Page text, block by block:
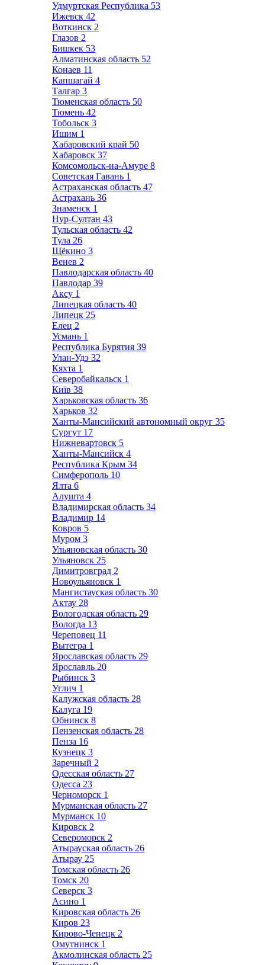
Удмуртская Республика 53
Ижевск 42
Воткинск 2
Глазов 2
Бишкек 53
Алматинская область 52
Конаев 11
Капшагай 4
Талгар 3
Тюменская область 50
Тюмень 42
Тобольск 3
Ишим 1
Хабаровский край 50
Хабаровск 37
Комсомольск-на-Амуре 8
Советская Гавань 1
Астраханская область 47
Астрахань 36
Знаменск 1
Нур-Султан 43
Тульская область 42
Тула 26
Щёкино 3
Венев 2
Павлодарская область 40
Павлодар 39
Аксу 1
Липецкая область 40
Липецк 25
Елец 2
Усмань 1
Республика Бурятия 39
Улан-Удэ 32
Кяхта 1
Северобайкальск 1
Київ 38
Харьковская область 36
Харьков 32
Ханты-Мансийский автономный округ 35
Сургут 17
Нижневартовск 5
Ханты-Мансийск 4
Республика Крым 34
Симферополь 10
Ялта 6
Алушта 4
Владимирская область 34
Владимир 14
Ковров 5
Муром 3
Ульяновская область 30
Ульяновск 25
Димитровград 2
Новоульяновск 1
Мангистауская область 30
Актау 28
Вологодская область 29
Вологда 13
Череповец 11
Вытегра 1
Ярославская область 29
Ярославль 20
Рыбинск 3
Углич 1
Калужская область 28
Калуга 19
Обнинск 8
Пензенская область 28
Пенза 16
Кузнецк 3
Заречный 2
Одесская область 27
Одесса 23
Черноморск 1
Мурманская область 27
Мурманск 10
Кировск 2
Североморск 2
Атырауская область 26
Атырау 25
Томская область 26
Томск 20
Северск 3
Асино 1
Кировская область 26
Киров 23
Кирово-Чепецк 2
Омутнинск 1
Акмолинская область 25